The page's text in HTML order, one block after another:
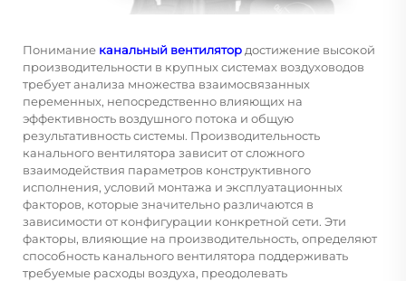
Понимание канальный вентилятор достижение высокой
производительности в крупных системах воздуховодов
требует анализа множества взаимосвязанных
переменных, непосредственно влияющих на
эффективность воздушного потока и общую
результативность системы. Производительность
канального вентилятора зависит от сложного
взаимодействия параметров конструктивного
исполнения, условий монтажа и эксплуатационных
факторов, которые значительно различаются в
зависимости от конфигурации конкретной сети. Эти
факторы, влияющие на производительность, определяют
способность канального вентилятора поддерживать
требуемые расходы воздуха, преодолевать